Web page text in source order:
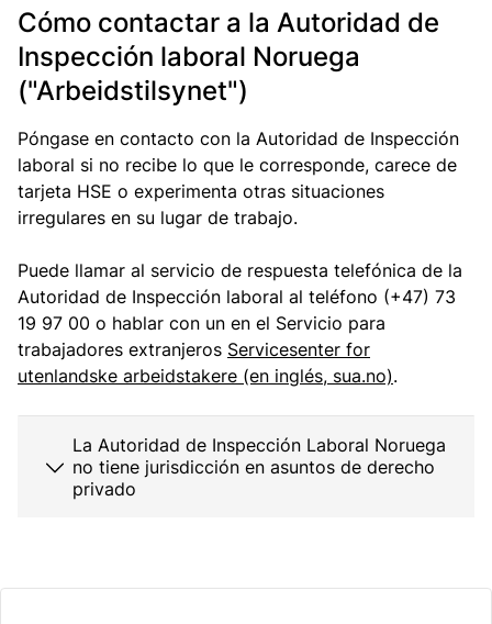
Cómo contactar a la Autoridad de
Inspección laboral Noruega
("Arbeidstilsynet")
Póngase en contacto con la Autoridad de Inspección
laboral si no recibe lo que le corresponde, carece de
tarjeta HSE o experimenta otras situaciones
irregulares en su lugar de trabajo.
Puede llamar al servicio de respuesta telefónica de la
Autoridad de Inspección laboral al teléfono (+47) 73
19 97 00 o hablar con un en el Servicio para
trabajadores extranjeros Servicesenter for
utenlandske arbeidstakere (en inglés, sua.no).
La Autoridad de Inspección Laboral Noruega
no tiene jurisdicción en asuntos de derecho
privado